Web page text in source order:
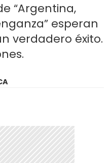
“Argentina,
esperan
verdadero éxito.